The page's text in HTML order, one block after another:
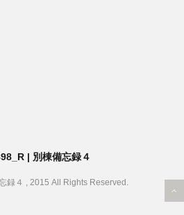
| 別棟備忘録４
録４ , 2015 All Rights Reserved.